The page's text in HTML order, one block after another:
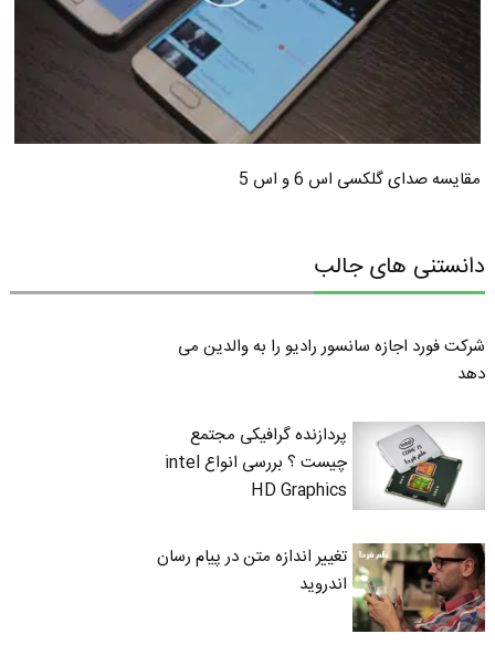
مقایسه صدای گلکسی اس 6 و اس 5
دانستنی های جالب
شرکت فورد اجازه سانسور رادیو را به والدین می
دهد
پردازنده گرافیکی مجتمع
چیست ؟ بررسی انواع intel
HD Graphics
تغییر اندازه متن در پیام رسان
اندروید